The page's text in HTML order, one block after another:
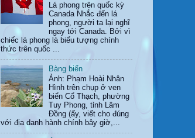
Lá phong trên quốc kỳ
Canada Nhắc đến lá
phong, người ta lại nghĩ
ngay tới Canada. Bởi vì
chiếc lá phong là biểu tượng chính
thức trên quốc ...
Bàng biển
Ảnh: Phạm Hoài Nhân
Hình trên chụp ở ven
biển Cổ Thạch, phường
Tuy Phong, tỉnh Lâm
Đồng (ấy, viết cho đúng
với địa danh hành chính bây giờ,...